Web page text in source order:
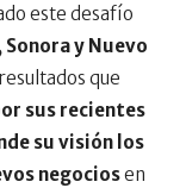
este desafío
Sonora y Nuevo
que
sus recientes
su visión los
negociosen